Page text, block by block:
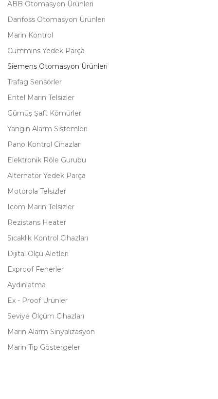
ABB Otomasyon Ürünleri
Danfoss Otomasyon Ürünleri
Marin Kontrol
Cummins Yedek Parça
Siemens Otomasyon Ürünleri
Trafag Sensörler
Entel Marin Telsizler
Gümüş Şaft Kömürler
Yangın Alarm Sistemleri
Pano Kontrol Cihazları
Elektronik Röle Gurubu
Alternatör Yedek Parça
Motorola Telsizler
Icom Marin Telsizler
Rezistans Heater
Sıcaklık Kontrol Cihazları
Dijital Ölçü Aletleri
Exproof Fenerler
Aydınlatma
Ex - Proof Ürünler
Seviye Ölçüm Cihazları
Marin Alarm Sinyalizasyon
Marin Tip Göstergeler